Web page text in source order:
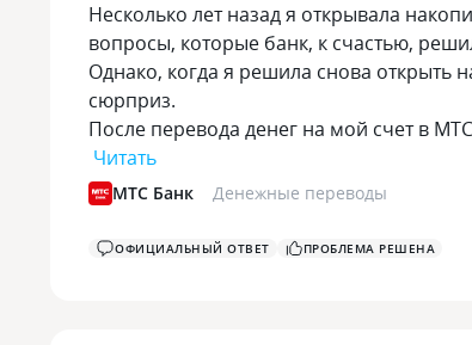
Несколько лет назад я открывала
вопросы, которые банк, к счастью,
Однако, когда я решила снова открыть
сюрприз.
После перевода денег на мой счет в
Читать
МТС Банк Денежные переводы
ОФИЦИАЛЬНЫЙ ОТВЕТ ПРОБЛЕМА РЕШЕНА